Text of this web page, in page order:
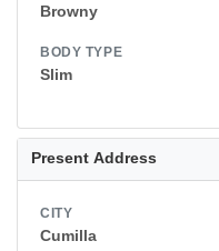
Browny
BODY TYPE
Slim
Present Address
CITY
Cumilla